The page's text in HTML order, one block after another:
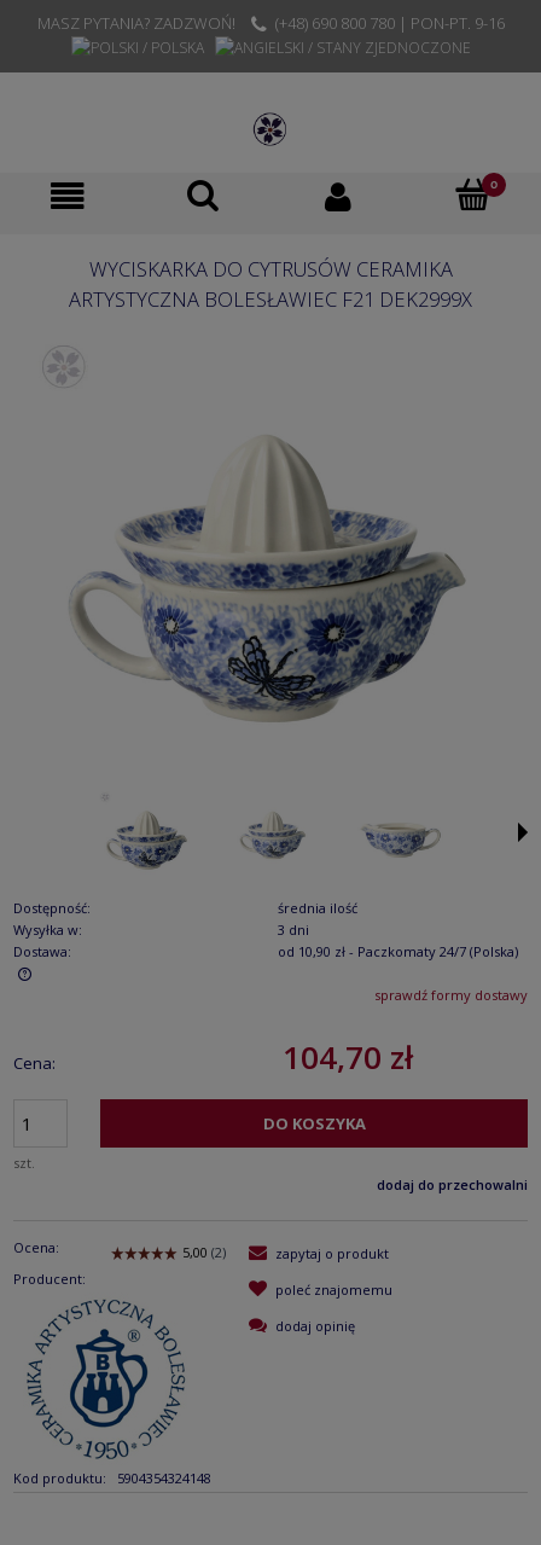
MASZ PYTANIA? ZADZWOŃ! (+48) 690 800 780 | PON-PT. 9-16
WYCISKARKA DO CYTRUSÓW CERAMIKA
ARTYSTYCZNA BOLESŁAWIEC F21 DEK2999X
Dostępność:
średnia ilość
Wysyłka w:
3 dni
Dostawa:
od 10,90 zł - Paczkomaty 24/7 (Polska)
Cena nie zawiera ewentualnych kosztów płatnościsprawdź formy dostawy
Cena: 104,70 zł
szt.
DO KOSZYKA
dodaj do przechowalni
Ocena:
Producent:
Kod produktu: 5904354324148
zapytaj o produkt
poleć znajomemu
dodaj opinię